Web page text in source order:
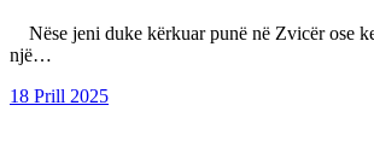
Nëse jeni duke kërkuar punë në Zvicër ose
një…
18 Prill 2025